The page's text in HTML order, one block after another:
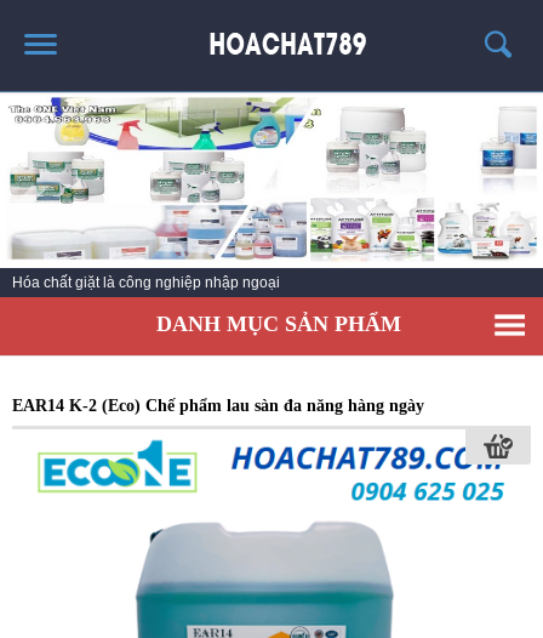
TRANG CHỦ
SẢN PHẨM HÓT
THÔNG TIN VỀ HÓA CHẤT
TIN TỨC
SẢN PHẨM
Hóa chất giặt là công nghiệp nhập ngoại
DANH MỤC SẢN PHẨM
EAR14 K-2 (Eco) Chế phẩm lau sàn đa năng hàng ngày